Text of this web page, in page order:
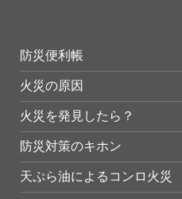
防災便利帳
火災の原因
火災を発見したら？
防災対策のキホン
天ぷら油によるコンロ火災